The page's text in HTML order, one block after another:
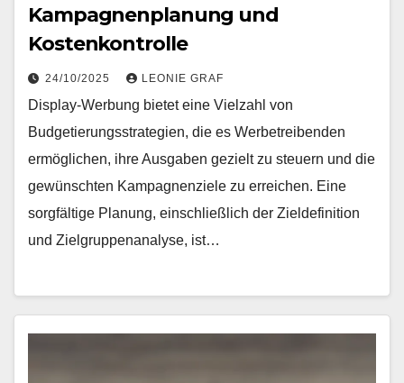
Kampagnenplanung und
Kostenkontrolle
24/10/2025 LEONIE GRAF
Display-Werbung bietet eine Vielzahl von
Budgetierungsstrategien, die es Werbetreibenden
ermöglichen, ihre Ausgaben gezielt zu steuern und die
gewünschten Kampagnenziele zu erreichen. Eine
sorgfältige Planung, einschließlich der Zieldefinition
und Zielgruppenanalyse, ist…